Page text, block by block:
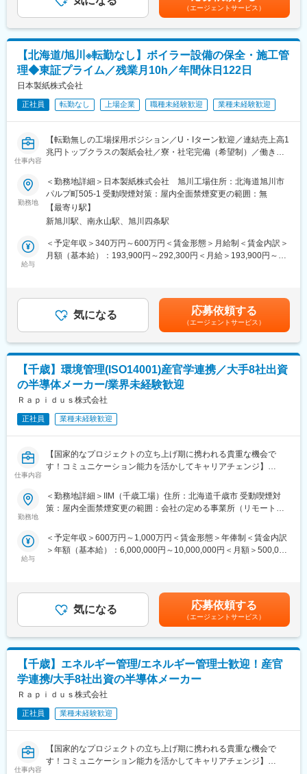
・指導する工事現場は恵庭・札幌近郊のため、出張はほぼありま
■組織構成：
・現在1名が本業務を担当しております。
・数年以内に世代交代を考えており、入社後は引継ぎを受けつつ
業務を覚えていただきます。
■健康経営の推進：
・健康経営に取り組むことを宣言し、2017年に協会けんぽ北海道
支部の健康事業所認定を受けています。具体的には「従業員の生
活習慣改善を支援」、「検査・治療のための環境整備」、「社内
での健康づくりの推進」の3つの取り組みを行っています。
外でのがん予防に対する取り組みを行っています。また、がんの
治療をしながら働き続けたいと考えている社員に対し、本人の希
望を聞きながら配置転換や勤務時間短縮により、退職することな
く当社で長く働ける環境を整えていきます。
めた表記です。 （エージェントサービス）
【北海道/旭川※転勤なし】ボイラー設備の保全・施工管
理◆東証プライム／残業月10h／年間休日122日
日本製紙株式会社
正社員 転勤なし 上場企業 職種未経験歓迎 業種未経験歓迎
仕事内容
【転勤無しの工場採用ポジション／U・Iターン歓迎／連結売上高1
兆円トップクラスの製紙会社／寮・社宅完備（希望制）／働き方
■業務内容：
原動課製紙工場にて、ボイラー設備のメンテナンス業務を担当し
ていただきます。
■具体的には：
◎ボイラー関連設備の改造・新設に伴う機械設計業務
◎メンテナンス及び改造・新設工事の施工管理業務
※チームでの業務を行うことを基本としますが、業務の熟練度、内
容によっては単独で作業を担当していただく場合もあります。
は超える可能性がありますが予防保全に努めています。（これま
で年6回程度）
・無料駐車場あり
・マイカー通勤可（任意保険加入が条件となります）
■福利厚生補足：
※職場で必要な資格等があれば、当社が負担し取得して頂きますの
で初回に限り自己負担はありません。
※その他の手当付事項
・寒冷地手当：3万円～12万円／年（10月支給）
績を翌月に支給します。
・従業員に限り施設の無料使用（要予約）
（４月に４万円相当を付与、使用期限が２年間）
・財形貯蓄（一般財形・住宅財形・年金財形）
道内各地から、チップ・古紙等を集荷し石狩川の水を活かして
様々な紙を造っています。IS014001の登録工場で、省エネや廃棄
物の削減など環境に配慮した生産活動に取り組んでいます。
プ・木材を容易に集荷できる地理的条件に加え石狩川の良質な水
を活かし、パルプを生産する工場として1938年6月（昭和13年）
に設立されました。
その後、紙の生産を開始し、歴史の変遷に伴って様々な品種・優
れた品質の紙を造り続けてきました。永年培ってきた伝統と技術
を背景に、微塗工紙をはじめ食品容器原紙、情報用紙、特殊紙
（壁紙原紙、加工用原紙）、クラフト紙、板紙等を生産していま
す。
変更の範囲：会社の定める業務
勤務地
＜勤務地詳細＞日本製紙株式会社 旭川工場住所：北海道旭川市
パルプ町505-1 受動喫煙対策：屋内全面禁煙変更の範囲：無
【最寄り駅】
新旭川駅、南永山駅、旭川四条駅
給与
＜予定年収＞340万円～600万円＜賃金形態＞月給制＜賃金内訳＞
月額（基本給）：193,900円～292,300円＜月給＞193,900円～
選考を通じて上下する可能性があります。月給(月額)は固定手当を
含めた表記です。
気になる 応募依頼する
（エージェントサービス）
【千歳】環境管理(ISO14001)産官学連携／大手8社出資
の半導体メーカー/業界未経験歓迎
Ｒａｐｉｄｕｓ株式会社
正社員 業種未経験歓迎
仕事内容
【国家的なプロジェクトの立ち上げ期に携われる貴重な機会で
す！コミュニケーション能力を活かしてキャリアチェンジ】
■業務内容：
・環境管理を部長、他のエンジニア、課員と協力して行う。
・従業員にISO14001に関する教育・訓練を実施し、理解と遵守を
促進する業務。
◇Rapidusについて◇
■日本の半導体を再び世界へ：
半導体は「産業のコメ」ともいわれる、今やあらゆる技術の開
発、進化に欠かせないものとなっています。かつては世界でも最
先端の半導体製造国であった日本ですが、現在は海外の半導体や
ファウンドリが台頭し、日の丸半導体は劣勢にあります。そんな
中で最先端の2ナノ半導体及びさらにその先の次世代半導体の国内
量産を目指し、設立されたのが当社です。
業」による次世代半導体の研究開発プロジェクトの委託先として
新エネルギー・産業技術総合開発機構（NEDO）から開発事業費
勤務地
＜勤務地詳細＞IIM（千歳工場）住所：北海道千歳市 受動喫煙対
策：屋内全面禁煙変更の範囲：会社の定める事業所（リモートワ
給与
＜予定年収＞600万円～1,000万円＜賃金形態＞年俸制＜賃金内訳
＞年額（基本給）：6,000,000円～10,000,000円＜月額＞500,000
ます。月給(月額)は固定手当を含めた表記です。
気になる 応募依頼する
（エージェントサービス）
【千歳】エネルギー管理/エネルギー管理士歓迎！産官
学連携/大手8社出資の半導体メーカー
Ｒａｐｉｄｕｓ株式会社
正社員 業種未経験歓迎
仕事内容
【国家的なプロジェクトの立ち上げ期に携われる貴重な機会で
す！コミュニケーション能力を活かしてキャリアチェンジ】